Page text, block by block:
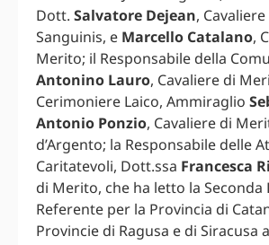
Dott. Salvatore Dejean,
Sanguinis, e Marcello Catalano,
Merito; il Responsabile della
Antonino Lauro, Cavaliere di
Cerimoniere Laico, Ammiraglio
Antonio Ponzio, Cavaliere di
d’Argento; la Responsabile delle
Caritatevoli, Dott.ssa Francesca
di Merito, che ha letto la Seconda
Referente per la Provincia di
Provincie di Ragusa e di Siracusa